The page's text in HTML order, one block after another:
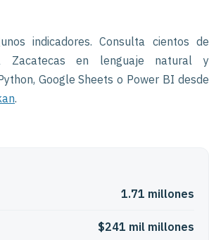
indicadores. Consulta cientos de
Zacatecas en lenguaje natural y
Google Sheets o Power BI desde
.
1.71 millones
$241 mil millones